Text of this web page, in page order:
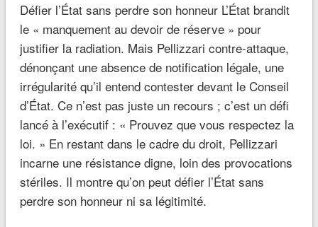
Défier l’État sans perdre son honneur L’État brandit
le « manquement au devoir de réserve » pour
justifier la radiation. Mais Pellizzari contre-attaque,
dénonçant une absence de notification légale, une
irrégularité qu’il entend contester devant le Conseil
d’État. Ce n’est pas juste un recours ; c’est un défi
lancé à l’exécutif : « Prouvez que vous respectez la
loi. » En restant dans le cadre du droit, Pellizzari
incarne une résistance digne, loin des provocations
stériles. Il montre qu’on peut défier l’État sans
perdre son honneur ni sa légitimité.